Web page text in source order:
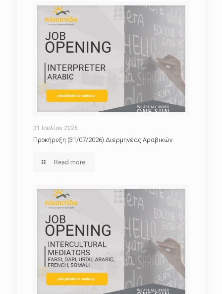
31 Ιουλίου 2026
Προκήρυξη (31/07/2026) Διερμηνέας Αραβικών.
Read more